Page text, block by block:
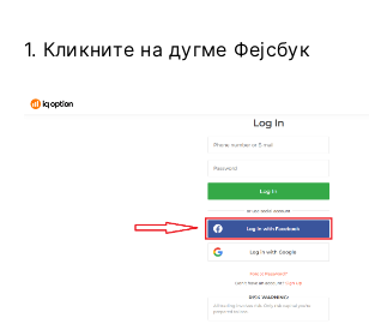
1. Кликните на дугме Фејсбук